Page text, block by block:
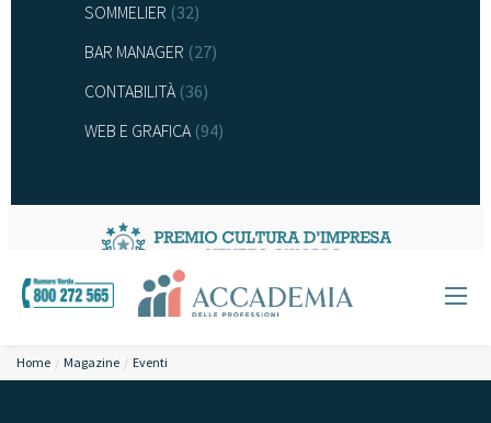
Home Magazine Eventi
SOMMELIER (32)
BAR MANAGER (27)
CONTABILITÀ(36)
WEB E GRAFICA(94)